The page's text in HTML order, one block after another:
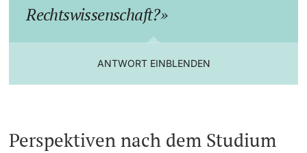
Rechtswissenschaft?
ANTWORT EINBLENDEN
Perspektiven nach dem Studium